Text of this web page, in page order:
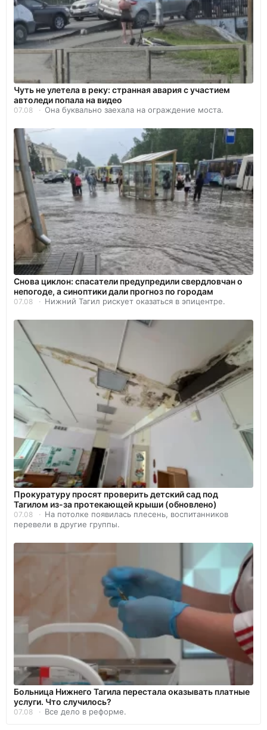
Чуть не улетела в реку: странная авария с участием
автоледи попала на видео
07.08 Она буквально заехала на ограждение моста.
Снова циклон: спасатели предупредили свердловчан о
непогоде, а синоптики дали прогноз по городам
07.08 Нижний Тагил рискует оказаться в эпицентре.
Прокуратуру просят проверить детский сад под
Тагилом из-за протекающей крыши (обновлено)
07.08
На потолке появилась плесень, воспитанников
перевели в другие группы.
Больница Нижнего Тагила перестала оказывать платные
услуги. Что случилось?
07.08 Все дело в реформе.